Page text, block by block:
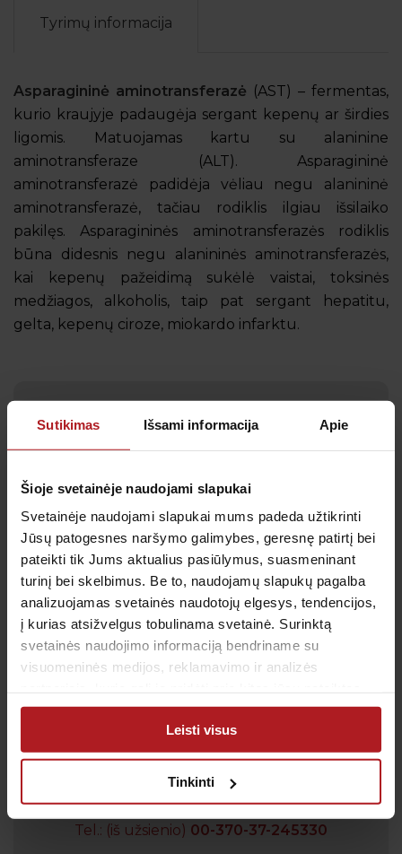
Sutikimas Išsami informacija Apie
Šioje svetainėje naudojami slapukai
Svetainėje naudojami slapukai mums padeda užtikrinti
Jūsų patogesnes naršymo galimybes, geresnę patirtį bei
pateikti tik Jums aktualius pasiūlymus, suasmeninant
turinį bei skelbimus. Be to, naudojamų slapukų pagalba
analizuojamas svetainės naudotojų elgesys, tendencijos,
į kurias atsižvelgus tobulinama svetainė. Surinktą
svetainės naudojimo informaciją bendriname su
visuomeninės medijos, reklamavimo ir analizės
arba naudojant paslaugas surinktos informacijos.
Leisti visus
Tinkinti
Tyrimų informacija
Asparagininė aminotransferazė (AST) – fermentas,
kurio kraujyje padaugėja sergant kepenų ar širdies
ligomis. Matuojamas kartu su alaninine
aminotransferaze (ALT). Asparagininė
aminotransferazė padidėja vėliau negu alanininė
aminotransferazė, tačiau rodiklis ilgiau išsilaiko
pakilęs. Asparagininės aminotransferazės rodiklis
būna didesnis negu alanininės aminotransferazės,
kai kepenų pažeidimą sukėlė vaistai, toksinės
medžiagos, alkoholis, taip pat sergant hepatitu,
gelta, kepenų ciroze, miokardo infarktu.
Gauk naujienas pirmas
naujienlaiškį, kad svarbiausi priminimai į Jūsų pašto
dėžutę atkeliautų laiku. Sulauksite ne tik naudingos
informacijos kaip rūpintis savo sveikata, bet ir
geriausių pasiūlymų bei akcijų.
Sutinku suprivatumo politika
Patvirtinu, kad man yra 14 metų ar daugiau
Klientų aptarnavimas
Tel.: (iš užsienio) 00-370-37-245330